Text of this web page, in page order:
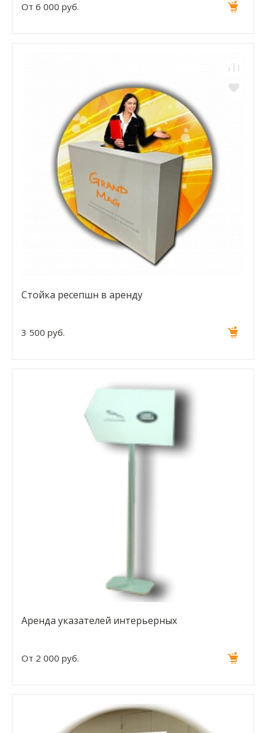
От 6 000 руб.
Стойка ресепшн в аренду
3 500 руб.
Аренда указателей интерьерных
От 2 000 руб.